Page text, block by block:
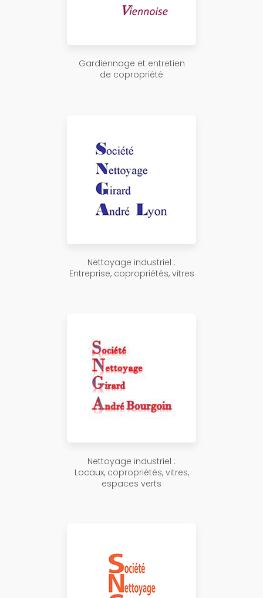
Gardiennage et entretien
de copropriété
Nettoyage industriel :
Entreprise, copropriétés, vitres
Nettoyage industriel :
Locaux, copropriétés, vitres,
espaces verts